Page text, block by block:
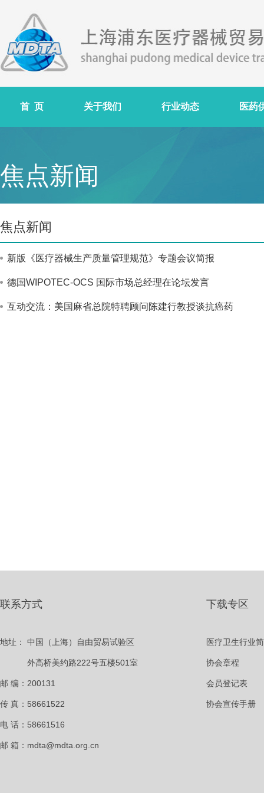
首 页 关于我们 行业动态 医药
焦点新闻
焦点新闻
新版《医疗器械生产质量管理规范》专题会议简报
德国WIPOTEC-OCS 国际市场总经理在论坛发言
互动交流：美国麻省总院特聘顾问陈建行教授谈抗癌药
联系方式
地址： 中国（上海）自由贸易试验区
外高桥美约路222号五楼501室
邮 编：200131
传 真：58661522
电 话：58661516
邮 箱：mdta@mdta.org.cn
下载专区
医疗卫生行业
协会章程
会员登记表
协会宣传手册